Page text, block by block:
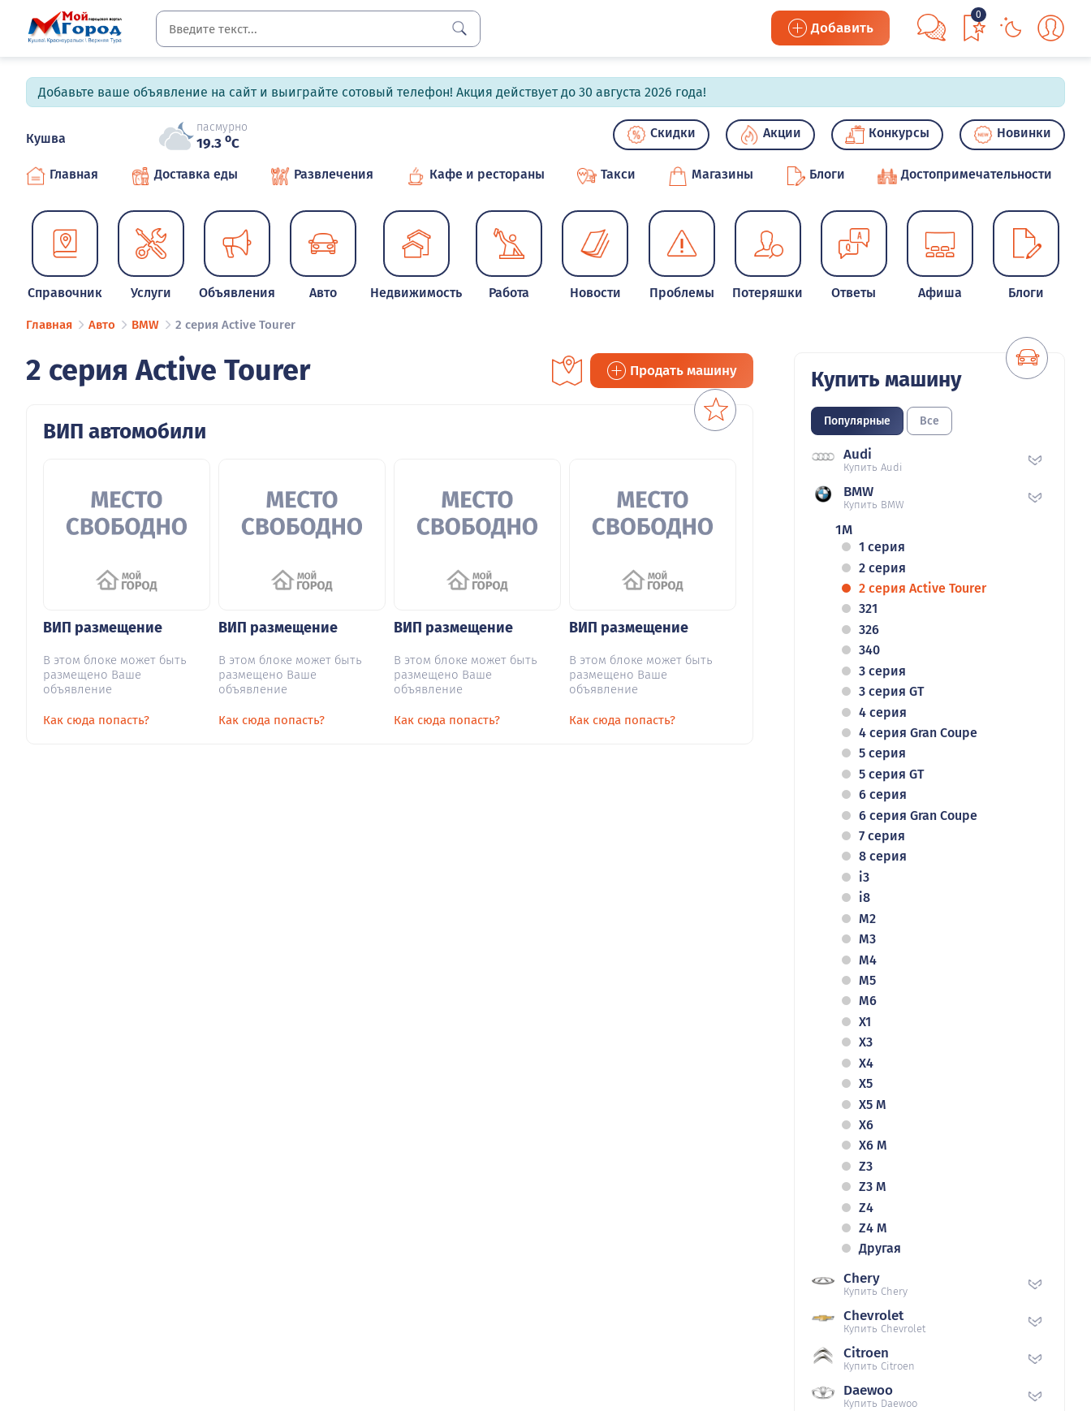
Добавить
0
Добавьте ваше объявление на сайт и выиграйте сотовый телефон! Акция действует до 30 августа 2026 года!
Кушва
пасмурно
19.3 oC
Скидки Акции Конкурсы Новинки
Главная Доставка еды Развлечения Кафе и рестораны Такси Магазины Блоги Достопримечательности
Справочник Услуги Объявления Авто Недвижимость Работа Новости Проблемы Потеряшки Ответы Афиша Блоги
Главная Авто BMW 2 серия Active Tourer
2 серия Active Tourer Продать машину
ВИП автомобили
ВИП размещение
В этом блоке может быть
размещено Ваше
объявление
Как сюда попасть?
ВИП размещение
В этом блоке может быть
размещено Ваше
объявление
Как сюда попасть?
ВИП размещение
В этом блоке может быть
размещено Ваше
объявление
Как сюда попасть?
ВИП размещение
В этом блоке может быть
размещено Ваше
объявление
Как сюда попасть?
Купить машину
Популярные Все
Audi
Купить Audi
BMW
Купить BMW
1M
1 серия
2 серия
2 серия Active Tourer
321
326
340
3 серия
3 серия GT
4 серия
4 серия Gran Coupe
5 серия
5 серия GT
6 серия
6 серия Gran Coupe
7 серия
8 серия
i3
i8
M2
M3
M4
M5
M6
X1
X3
X4
X5
X5 M
X6
X6 M
Z3
Z3 M
Z4
Z4 M
Другая
Chery
Купить Chery
Chevrolet
Купить Chevrolet
Citroen
Купить Citroen
Daewoo
Купить Daewoo